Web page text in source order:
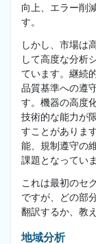
向上、エラー削
す。
しかし、市場は
して高度な分析
ています。継続
品質基準への遵
す。機器の高度
技術的な能力が
すことがありま
能、規制遵守の
課題となっていま
これは最初のセ
ですが、どの部
翻訳するか、教
地域分析